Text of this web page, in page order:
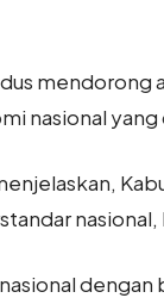
nasional yang